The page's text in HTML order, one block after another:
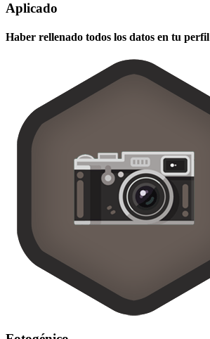
Aplicado
Haber rellenado todos los datos en tu perfil